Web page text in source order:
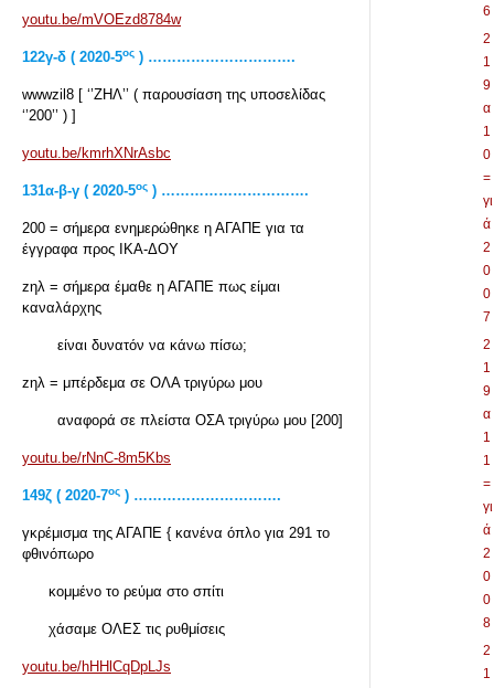
youtu.be/mVOEzd8784w
122γ-δ ( 2020-5ος ) ………………………….
wwwzil8 [ ‘’ΖΗΛ’’ ( παρουσίαση της υποσελίδας
‘’200’’ ) ]
youtu.be/kmrhXNrAsbc
131α-β-γ ( 2020-5ος ) ………………………….
200 = σήμερα ενημερώθηκε η ΑΓΑΠΕ για τα
έγγραφα προς ΙΚΑ-ΔΟΥ
zηλ = σήμερα έμαθε η ΑΓΑΠΕ πως είμαι
καναλάρχης
είναι δυνατόν να κάνω πίσω;
zηλ = μπέρδεμα σε ΟΛΑ τριγύρω μου
αναφορά σε πλείστα ΟΣΑ τριγύρω μου [200]
youtu.be/rNnC-8m5Kbs
149ζ ( 2020-7ος ) ………………………….
γκρέμισμα της ΑΓΑΠΕ { κανένα όπλο για 291 το
φθινόπωρο
κομμένο το ρεύμα στο σπίτι
χάσαμε ΟΛΕΣ τις ρυθμίσεις
youtu.be/hHHlCqDpLJs
6
2
1
9
α
1
0
=
γι
ά
2
0
0
7
2
1
9
α
1
1
=
γι
ά
2
0
0
8
2
1